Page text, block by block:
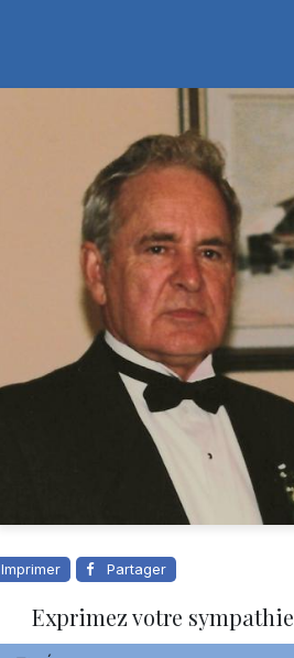
Imprimer Partager
Exprimez votre sympathie